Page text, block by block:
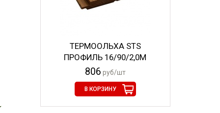
ТЕРМООЛЬХА STS
ПРОФИЛЬ 16/90/2,0М
806 руб/шт
В КОРЗИНУ